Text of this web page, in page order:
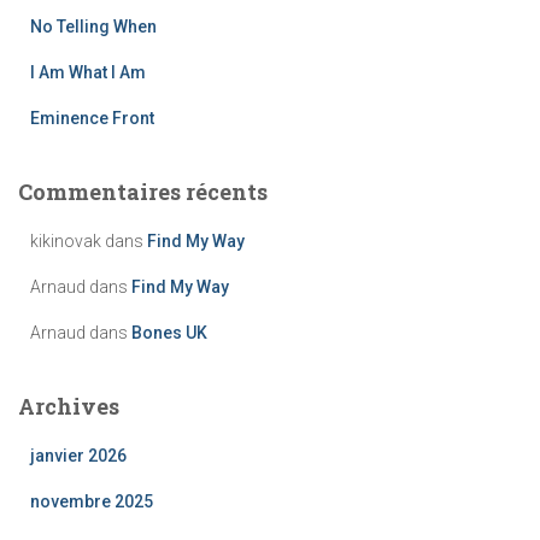
No Telling When
I Am What I Am
Eminence Front
Commentaires récents
kikinovak dans Find My Way
Arnaud dans Find My Way
Arnaud dans Bones UK
Archives
janvier 2026
novembre 2025